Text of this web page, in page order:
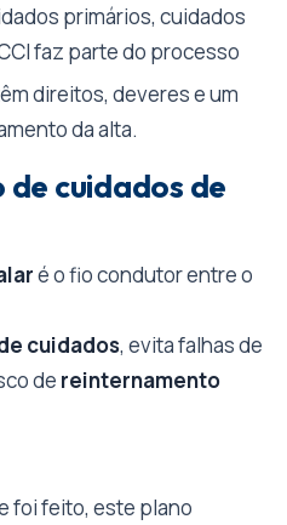
primários, cuidados
faz parte do processo
direitos, deveres e um
da alta.
de cuidados de
é o fio condutor entre o
cuidados, evita falhas de
de reinternamento
foi feito, este plano